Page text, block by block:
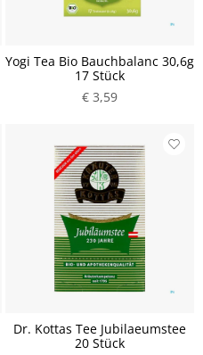
Yogi Tea Bio Bauchbalanc 30,6g
17 Stück
€ 3,59
Dr. Kottas Tee Jubilaeumstee
20 Stück